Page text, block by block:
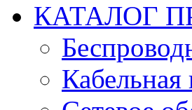
КАТАЛОГ
Кабельная